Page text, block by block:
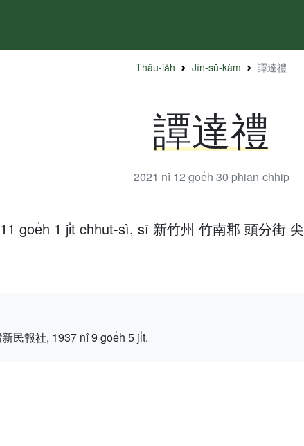
Thâu-ia̍h Jîn-sū-kàm 譚達禮
譚達禮
2021 nî 12 goe̍h 30 phian-chhip
goe̍h 1 ji̍t chhut-sì, sī 新竹州 竹南郡 頭分街 尖
民報社, 1937 nî 9 goe̍h 5 ji̍t.